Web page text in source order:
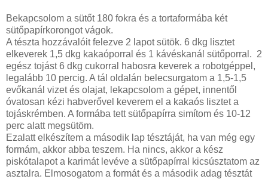
Bekapcsolom a sütőt 180 fokra és a tortaformába két
sütőpapírkorongot vágok.
A tészta hozzávalóit felezve 2 lapot sütök. 6 dkg lisztet
elkeverek 1,5 dkg kakaóporral és 1 kávéskanál sütőporral. 2
egész tojást 6 dkg cukorral habosra keverek a robotgéppel,
legalább 10 percig. A tál oldalán belecsurgatom a 1,5-1,5
evőkanál vizet és olajat, lekapcsolom a gépet, innentől
óvatosan kézi habverővel keverem el a kakaós lisztet a
tojáskrémben. A formába tett sütőpapírra simítom és 10-12
perc alatt megsütöm.
Ezalatt elkészítem a második lap tésztáját, ha van még egy
formám, akkor abba teszem. Ha nincs, akkor a kész
piskótalapot a karimát levéve a sütőpapírral kicsúsztatom az
asztalra. Elmosogatom a formát és a második adag tésztát